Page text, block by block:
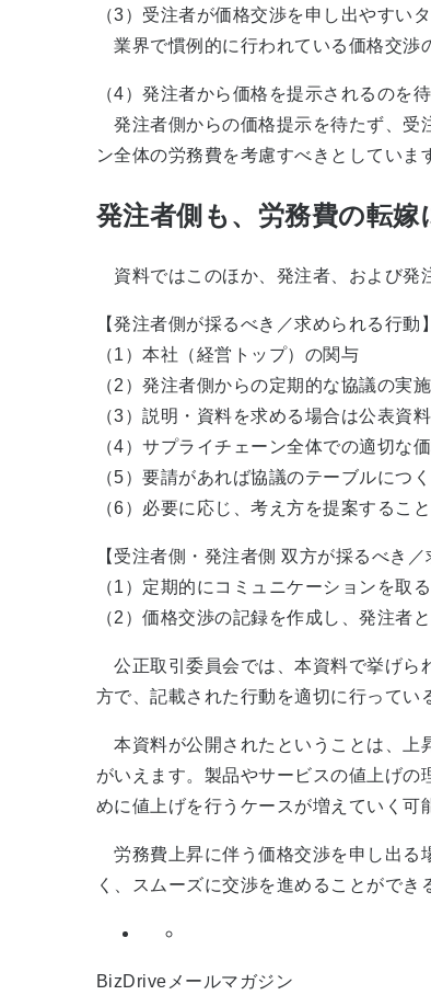
（3）受注者が価格交渉を申し出やすい
業界で慣例的に行われている価格交渉
（4）発注者から価格を提示されるのを
発注者側からの価格提示を待たず、受
ン全体の労務費を考慮すべきとしていま
発注者側も、労務費の転
資料ではこのほか、発注者、および発
【発注者側が採るべき／求められる行動】
（1）本社（経営トップ）の関与
（2）発注者側からの定期的な協議の実施
（3）説明・資料を求める場合は公表資
（4）サプライチェーン全体での適切な
（5）要請があれば協議のテーブルにつ
（6）必要に応じ、考え方を提案すること
【受注者側・発注者側 双方が採るべき／
（1）定期的にコミュニケーションを取
（2）価格交渉の記録を作成し、発注者
公正取引委員会では、本資料で挙げら
方で、記載された行動を適切に行ってい
本資料が公開されたということは、上
がいえます。製品やサービスの値上げ
めに値上げを行うケースが増えていく可
労務費上昇に伴う価格交渉を申し出る
く、スムーズに交渉を進めることができ
BizDriveメールマガジン